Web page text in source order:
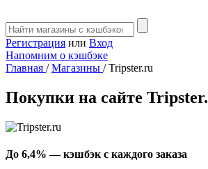
Регистрация или Вход
Напомним о кэшбэке
Главная / Магазины / Tripster.ru
Покупки на сайте
До 6,4% — кэшбэк с каждого заказа